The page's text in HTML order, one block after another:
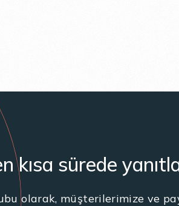
kısa sürede
olarak, müşterilerimize ve